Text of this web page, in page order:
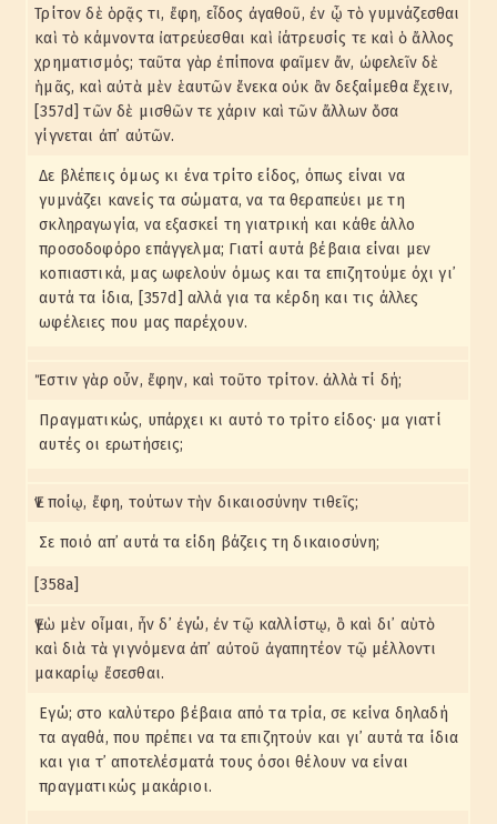
Τρίτον δὲ ὁρᾷς τι, ἔφη, εἶδος ἀγαθοῦ, ἐν ᾧ τὸ γυμνάζεσθαι
καὶ τὸ κάμνοντα ἰατρεύεσθαι καὶ ἰάτρευσίς τε καὶ ὁ ἄλλος
χρηματισμός; ταῦτα γὰρ ἐπίπονα φαῖμεν ἄν, ὠφελεῖν δὲ
ἡμᾶς, καὶ αὐτὰ μὲν ἑαυτῶν ἕνεκα οὐκ ἂν δεξαίμεθα ἔχειν,
[357d] τῶν δὲ μισθῶν τε χάριν καὶ τῶν ἄλλων ὅσα
γίγνεται ἀπ᾽ αὐτῶν.
Δε βλέπεις όμως κι ένα τρίτο είδος, όπως είναι να
γυμνάζει κανείς τα σώματα, να τα θεραπεύει με τη
σκληραγωγία, να εξασκεί τη γιατρική και κάθε άλλο
προσοδοφόρο επάγγελμα; Γιατί αυτά βέβαια είναι μεν
κοπιαστικά, μας ωφελούν όμως και τα επιζητούμε όχι γι᾽
αυτά τα ίδια, [357d] αλλά για τα κέρδη και τις άλλες
ωφέλειες που μας παρέχουν.
Ἔστιν γὰρ οὖν, ἔφην, καὶ τοῦτο τρίτον. ἀλλὰ τί δή;
Πραγματικώς, υπάρχει κι αυτό το τρίτο είδος· μα γιατί
αυτές οι ερωτήσεις;
Ἐν ποίῳ, ἔφη, τούτων τὴν δικαιοσύνην τιθεῖς;
Σε ποιό απ᾽ αυτά τα είδη βάζεις τη δικαιοσύνη;
[358a]
Ἐγὼ μὲν οἶμαι, ἦν δ᾽ ἐγώ, ἐν τῷ καλλίστῳ, ὃ καὶ δι᾽ αὑτὸ
καὶ διὰ τὰ γιγνόμενα ἀπ᾽ αὐτοῦ ἀγαπητέον τῷ μέλλοντι
μακαρίῳ ἔσεσθαι.
Εγώ; στο καλύτερο βέβαια από τα τρία, σε κείνα δηλαδή
τα αγαθά, που πρέπει να τα επιζητούν και γι᾽ αυτά τα ίδια
και για τ᾽ αποτελέσματά τους όσοι θέλουν να είναι
πραγματικώς μακάριοι.